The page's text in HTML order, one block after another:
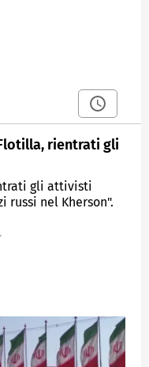
rientrati gli
gli attivisti
russi nel Kherson".
Crescita pil, Italia